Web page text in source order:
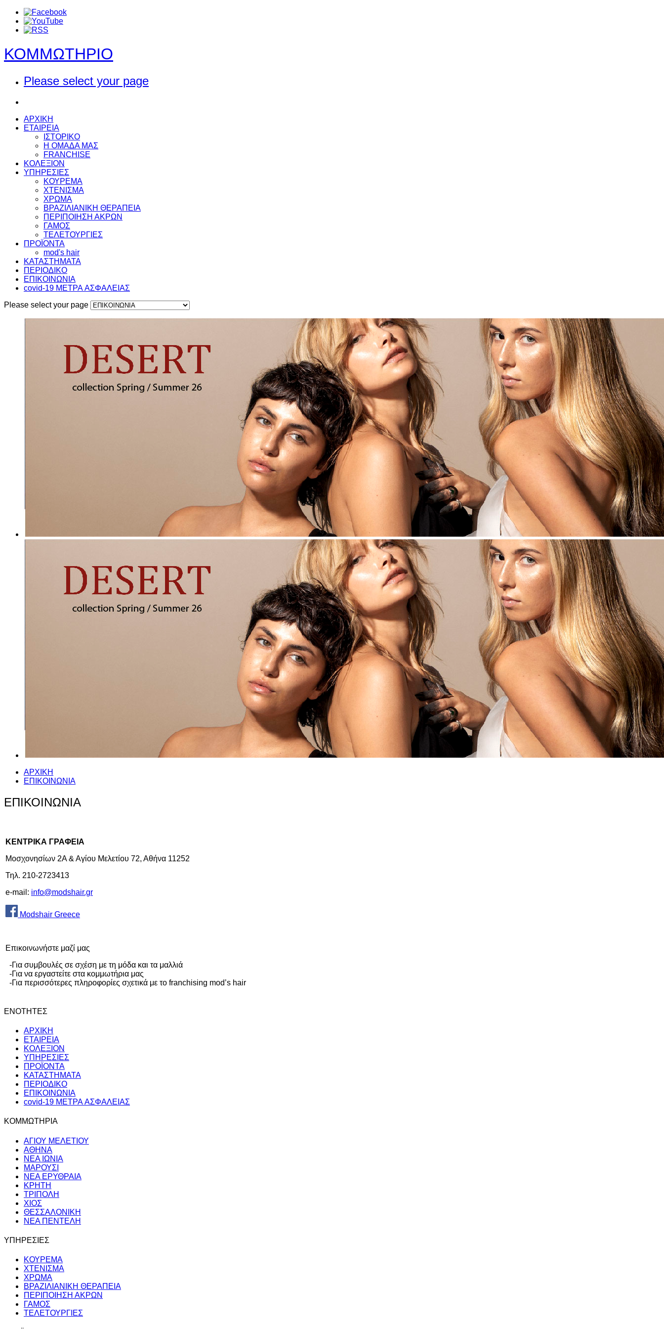
ΚΟΜΜΩΤΗΡΙΟ
Please select your page
ΑΡΧΙΚΗ
ΕΤΑΙΡΕΙΑ
ΙΣΤΟΡΙΚΟ
Η ΟΜΑΔΑ ΜΑΣ
FRANCHISE
ΚΟΛΕΞΙΟΝ
ΥΠΗΡΕΣΙΕΣ
ΚΟΥΡΕΜΑ
ΧΤΕΝΙΣΜΑ
ΧΡΩΜΑ
ΒΡΑΖΙΛΙΑΝΙΚΗ ΘΕΡΑΠΕΙΑ
ΠΕΡΙΠΟΙΗΣΗ ΑΚΡΩΝ
ΓΑΜΟΣ
ΤΕΛΕΤΟΥΡΓΙΕΣ
ΠΡΟΪΟΝΤΑ
mod's hair
ΚΑΤΑΣΤΗΜΑΤΑ
ΠΕΡΙΟΔΙΚΟ
ΕΠΙΚΟΙΝΩΝΙΑ
covid-19 METΡΑ AΣΦΑΛΕΙΑΣ
Please select your page
ΑΡΧΙΚΗ
ΕΠΙΚΟΙΝΩΝΙΑ
ΕΠΙΚΟΙΝΩΝΙΑ
ΚΕΝΤΡΙΚΑ ΓΡΑΦΕΙΑ
Μοσχονησίων 2Α & Αγίου Μελετίου 72, Αθήνα 11252
Τηλ. 210-2723413
e-mail: info@modshair.gr
Modshair Greece
Eπικοινωνήστε μαζί μας
-Για συμβουλές σε σχέση με τη μόδα και τα μαλλιά
-Για να εργαστείτε στα κομμωτήρια μας
-Για περισσότερες πληροφορίες σχετικά με το franchising mod’s hair
ΕΝΟΤΗΤΕΣ
ΑΡΧΙΚΗ
ΕΤΑΙΡΕΙΑ
ΚΟΛΕΞΙΟΝ
ΥΠΗΡΕΣΙΕΣ
ΠΡΟΪΟΝΤΑ
ΚΑΤΑΣΤΗΜΑΤΑ
ΠΕΡΙΟΔΙΚΟ
ΕΠΙΚΟΙΝΩΝΙΑ
covid-19 METΡΑ AΣΦΑΛΕΙΑΣ
ΚΟΜΜΩΤΗΡΙΑ
ΑΓΙΟΥ ΜΕΛΕΤΙΟΥ
AΘΗΝΑ
ΝΕΑ ΙΩΝΙΑ
ΜΑΡΟΥΣΙ
ΝΕΑ ΕΡΥΘΡΑΙΑ
ΚΡΗΤΗ
ΤΡΙΠΟΛΗ
ΧΙΟΣ
ΘΕΣΣΑΛΟΝΙΚΗ
ΝΕΑ ΠΕΝΤΕΛΗ
ΥΠΗΡΕΣΙΕΣ
ΚΟΥΡΕΜΑ
ΧΤΕΝΙΣΜΑ
ΧΡΩΜΑ
ΒΡΑΖΙΛΙΑΝΙΚΗ ΘΕΡΑΠΕΙΑ
ΠΕΡΙΠΟΙΗΣΗ ΑΚΡΩΝ
ΓΑΜΟΣ
ΤΕΛΕΤΟΥΡΓΙΕΣ